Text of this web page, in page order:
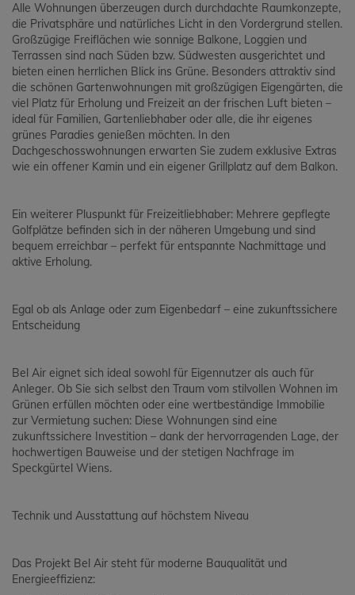
Alle Wohnungen überzeugen durch durchdachte Raumkonzepte,
die Privatsphäre und natürliches Licht in den Vordergrund stellen.
Großzügige Freiflächen wie sonnige Balkone, Loggien und
Terrassen sind nach Süden bzw. Südwesten ausgerichtet und
bieten einen herrlichen Blick ins Grüne. Besonders attraktiv sind
die schönen Gartenwohnungen mit großzügigen Eigengärten, die
viel Platz für Erholung und Freizeit an der frischen Luft bieten –
ideal für Familien, Gartenliebhaber oder alle, die ihr eigenes
grünes Paradies genießen möchten. In den
Dachgeschosswohnungen erwarten Sie zudem exklusive Extras
wie ein offener Kamin und ein eigener Grillplatz auf dem Balkon.
Ein weiterer Pluspunkt für Freizeitliebhaber: Mehrere gepflegte
Golfplätze befinden sich in der näheren Umgebung und sind
bequem erreichbar – perfekt für entspannte Nachmittage und
aktive Erholung.
Egal ob als Anlage oder zum Eigenbedarf – eine zukunftssichere
Entscheidung
Bel Air eignet sich ideal sowohl für Eigennutzer als auch für
Anleger. Ob Sie sich selbst den Traum vom stilvollen Wohnen im
Grünen erfüllen möchten oder eine wertbeständige Immobilie
zur Vermietung suchen: Diese Wohnungen sind eine
zukunftssichere Investition – dank der hervorragenden Lage, der
hochwertigen Bauweise und der stetigen Nachfrage im
Speckgürtel Wiens.
Technik und Ausstattung auf höchstem Niveau
Das Projekt Bel Air steht für moderne Bauqualität und
Energieeffizienz: